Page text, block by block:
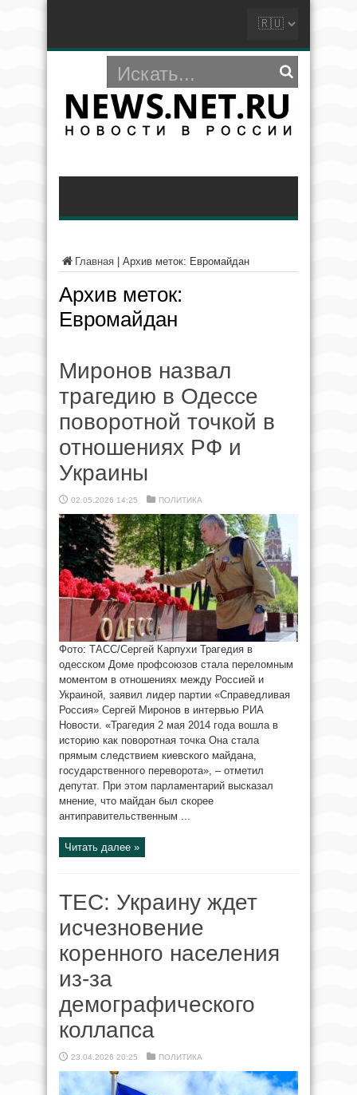
Главная Архив меток: Евромайдан
Архив меток:
Евромайдан
Миронов назвал
трагедию в Одессе
поворотной точкой в
отношениях РФ и
Украины
02.05.2026 14:25 ПОЛИТИКА
Фото: ТАСС/Сергей Карпухи Трагедия в
одесском Доме профсоюзов стала переломным
моментом в отношениях между Россией и
Украиной, заявил лидер партии «Справедливая
Россия» Сергей Миронов в интервью РИА
Новости. «Трагедия 2 мая 2014 года вошла в
историю как поворотная точка Она стала
прямым следствием киевского майдана,
государственного переворота», – отметил
депутат. При этом парламентарий высказал
мнение, что майдан был скорее
антиправительственным ...
Читать далее »
TEC: Украину ждет
исчезновение
коренного населения
из-за
демографического
коллапса
23.04.2026 20:25 ПОЛИТИКА